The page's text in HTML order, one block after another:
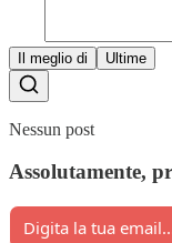
Il meglio di Ultime
Nessun post
Assolutamente,